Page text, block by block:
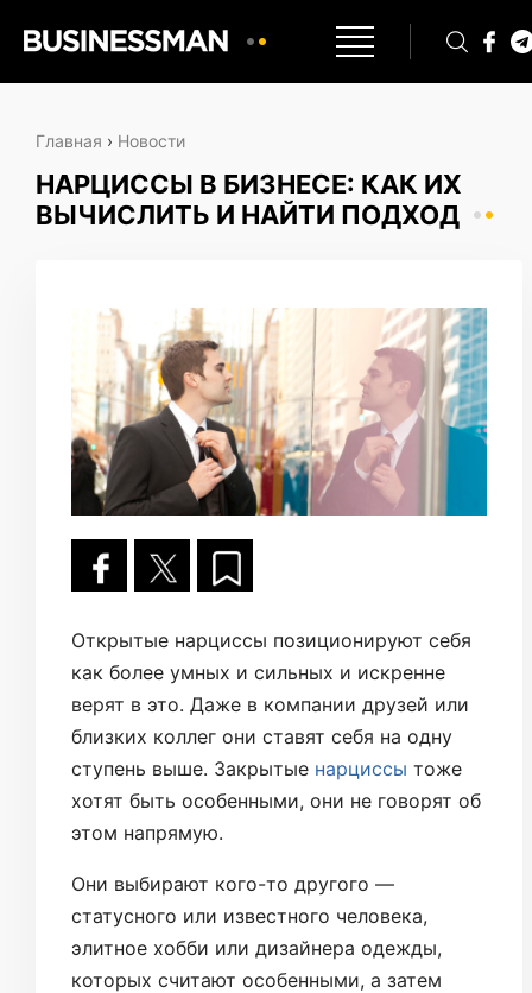
Главная › Новости
НАРЦИССЫ В БИЗНЕСЕ: КАК ИХ
ВЫЧИСЛИТЬ И НАЙТИ ПОДХОД
Открытые нарциссы позиционируют себя
как более умных и сильных и искренне
верят в это. Даже в компании друзей или
близких коллег они ставят себя на одну
ступень выше. Закрытые нарциссы тоже
хотят быть особенными, они не говорят об
этом напрямую.
Они выбирают кого-то другого —
статусного или известного человека,
элитное хобби или дизайнера одежды,
которых считают особенными, а затем